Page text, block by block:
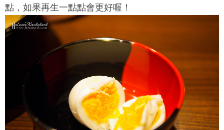
點，如果再生一點點會更好喔！